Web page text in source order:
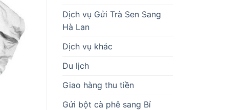
Dịch vụ Gửi Trà Sen Sang
Hà Lan
Dịch vụ khác
Du lịch
Giao hàng thu tiền
Gửi bột cà phê sang Bỉ